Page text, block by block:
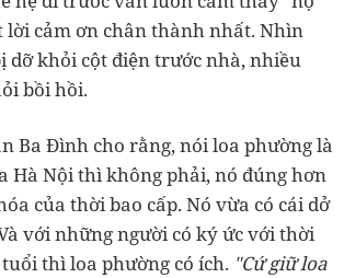
lời cảm ơn chân thành nhất. Nhìn
dỡ khỏi cột điện trước nhà, nhiều
bồi hồi.
Ba Đình cho rằng, nói loa phường là
Hà Nội thì không phải, nó đúng hơn
của thời bao cấp. Nó vừa có cái dở
với những người có ký ức với thời
thì loa phường có ích. "Cứ giữ loa